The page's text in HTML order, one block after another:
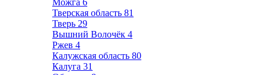
Можга 6
Тверская область 81
Тверь 29
Вышний Волочёк 4
Ржев 4
Калужская область 80
Калуга 31